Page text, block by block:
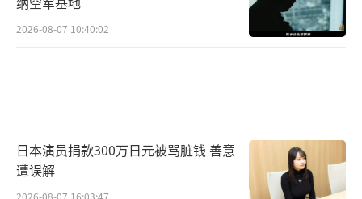
2026-08-07 10:40:02
日本演员捐款300万日元被骂脏钱 善意
遭误解